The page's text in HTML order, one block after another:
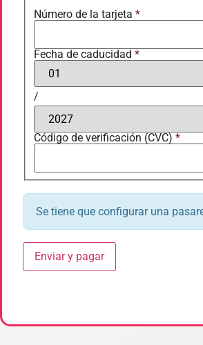
Número de la tarjeta *
Fecha de caducidad *
/
Código de verificación (CVC) *
Se tiene que configurar una